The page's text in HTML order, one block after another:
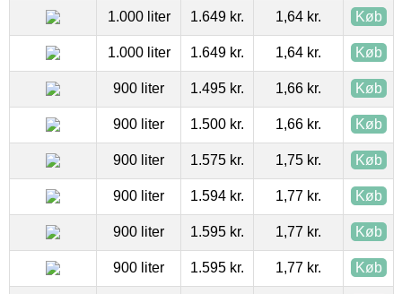
1.000 liter 1.649 kr. 1,64 kr. Køb
1.000 liter 1.649 kr. 1,64 kr. Køb
900 liter 1.495 kr. 1,66 kr. Køb
900 liter 1.500 kr. 1,66 kr. Køb
900 liter 1.575 kr. 1,75 kr. Køb
900 liter 1.594 kr. 1,77 kr. Køb
900 liter 1.595 kr. 1,77 kr. Køb
900 liter 1.595 kr. 1,77 kr. Køb